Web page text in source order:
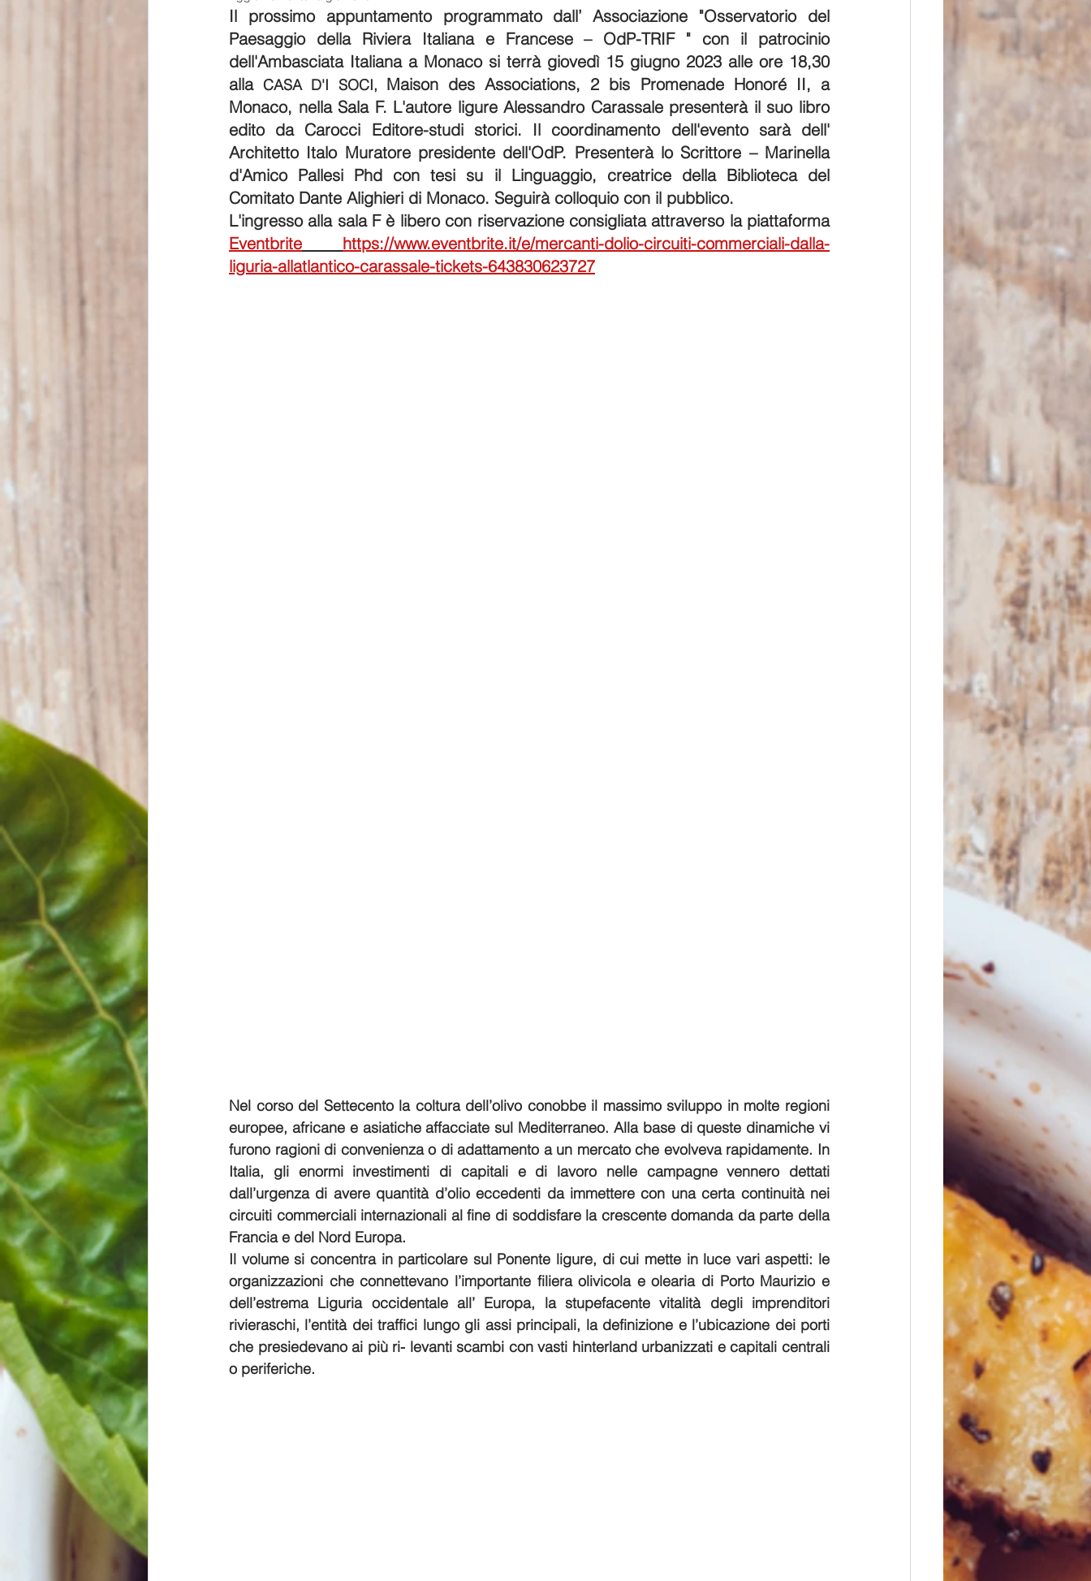
Il prossimo appuntamento programmato dall’ Associazione "Osservatorio del
Paesaggio della Riviera Italiana e Francese – OdP-TRIF " con il patrocinio
dell'Ambasciata Italiana a Monaco si terrà giovedì 15 giugno 2023 alle ore 18,30
alla CASA D'I SOCI, Maison des Associations, 2 bis Promenade Honoré II, a
Monaco, nella Sala F. L'autore ligure Alessandro Carassale presenterà il suo libro
edito da Carocci Editore-studi storici. Il coordinamento dell'evento sarà dell'
Architetto Italo Muratore presidente dell'OdP. Presenterà lo Scrittore – Marinella
d'Amico Pallesi Phd con tesi su il Linguaggio, creatrice della Biblioteca del
Comitato Dante Alighieri di Monaco. Seguirà colloquio con il pubblico.
L'ingresso alla sala F è libero con riservazione consigliata attraverso la piattaforma
Eventbrite
https://www.eventbrite.it/e/mercanti-dolio-circuiti-commerciali-dalla-
liguria-allatlantico-carassale-tickets-643830623727
Nel corso del Settecento la coltura dell’olivo conobbe il massimo sviluppo in molte regioni
europee, africane e asiatiche affacciate sul Mediterraneo. Alla base di queste dinamiche vi
furono ragioni di convenienza o di adattamento a un mercato che evolveva rapidamente. In
Italia, gli enormi investimenti di capitali e di lavoro nelle campagne vennero dettati
dall’urgenza di avere quantità d’olio eccedenti da immettere con una certa continuità nei
circuiti commerciali internazionali al fine di soddisfare la crescente domanda da parte della
Francia e del Nord Europa.
Il volume si concentra in particolare sul Ponente ligure, di cui mette in luce vari aspetti: le
organizzazioni che connettevano l’importante filiera olivicola e olearia di Porto Maurizio e
dell’estrema Liguria occidentale all’ Europa, la stupefacente vitalità degli imprenditori
rivieraschi, l’entità dei traffici lungo gli assi principali, la definizione e l’ubicazione dei porti
che presiedevano ai più ri- levanti scambi con vasti hinterland urbanizzati e capitali centrali
o periferiche.